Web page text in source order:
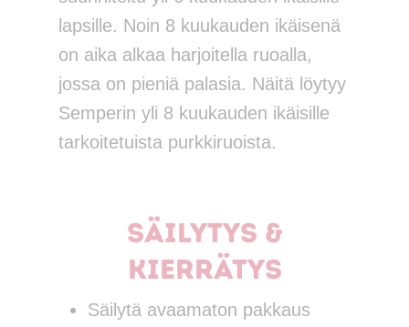
lapsille. Noin 8 kuukauden ikäisenä
on aika alkaa harjoitella ruoalla,
jossa on pieniä palasia. Näitä löytyy
Semperin yli 8 kuukauden ikäisille
tarkoitetuista purkkiruoista.
Säilytys &
kierrätys
Säilytä avaamaton pakkaus